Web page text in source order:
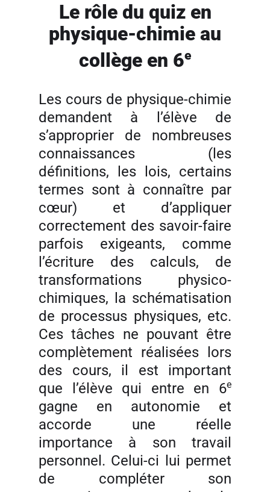
Le rôle du quiz en
physique-chimie au
collège en 6e
Les cours de physique-chimie
demandent à l’élève de
s’approprier de nombreuses
connaissances (les
définitions, les lois, certains
termes sont à connaître par
cœur) et d’appliquer
correctement des savoir-faire
parfois exigeants, comme
l’écriture des calculs, de
transformations physico-
chimiques, la schématisation
de processus physiques, etc.
Ces tâches ne pouvant être
complètement réalisées lors
des cours, il est important
que l’élève qui entre en 6e
gagne en autonomie et
accorde une réelle
importance à son travail
personnel. Celui-ci lui permet
de compléter son